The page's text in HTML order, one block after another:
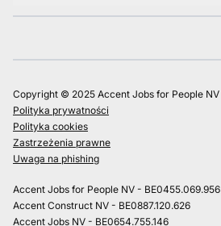
Copyright © 2025 Accent Jobs for People NV
Polityka prywatności
Polityka cookies
Zastrzeżenia prawne
Uwaga na phishing
Accent Jobs for People NV - BE0455.069.956
Accent Construct NV - BE0887.120.626
Accent Jobs NV - BE0654.755.146